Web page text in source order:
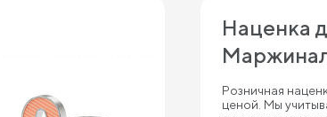
Наценка
Розничная
ценой. Мы